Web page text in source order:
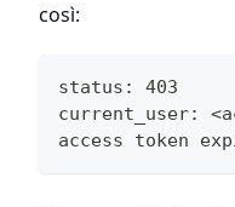
così:
status: 403
current_user:
access token